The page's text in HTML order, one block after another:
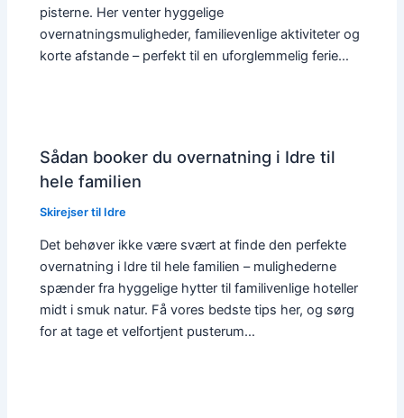
pisterne. Her venter hyggelige
overnatningsmuligheder, familievenlige aktiviteter og
korte afstande – perfekt til en uforglemmelig ferie…
Sådan booker du overnatning i Idre til
hele familien
Skirejser til Idre
Det behøver ikke være svært at finde den perfekte
overnatning i Idre til hele familien – mulighederne
spænder fra hyggelige hytter til familivenlige hoteller
midt i smuk natur. Få vores bedste tips her, og sørg
for at tage et velfortjent pusterum…